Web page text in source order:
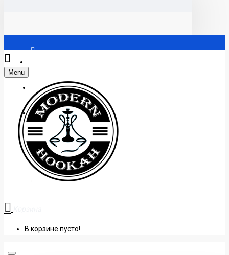
Регистрация
+38 (095) 945 04 33
Menu
В корзине пусто!